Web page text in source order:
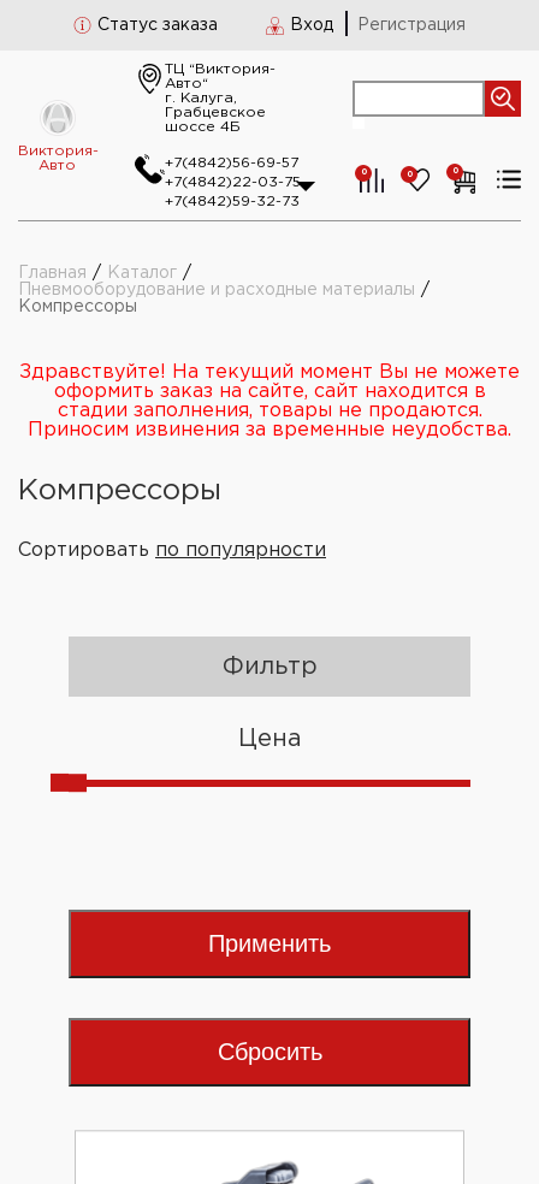
Статус заказа Вход Регистрация
Виктория-
Авто
ТЦ “Виктория-
Авто“
г. Калуга,
Грабцевское
шоссе 4Б
+7(4842)56-69-57
+7(4842)22-03-75
+7(4842)59-32-73
0 0 0
Главная / Каталог /
Пневмооборудование и расходные материалы /
Компрессоры
Здравствуйте! На текущий момент Вы не можете
оформить заказ на сайте, сайт находится в
стадии заполнения, товары не продаются.
Приносим извинения за временные неудобства.
Компрессоры
Сортировать по популярности
Фильтр
Цена
Применить
Сбросить